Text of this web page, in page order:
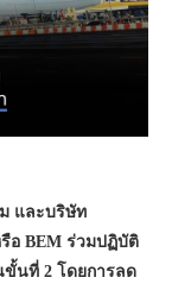
และบริษัท
อ BEM ร่วมปฏิบัติ
นที่ 2 โดยการลด